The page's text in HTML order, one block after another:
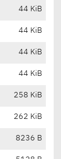
44 KiB
44 KiB
44 KiB
44 KiB
258 KiB
262 KiB
8236 B